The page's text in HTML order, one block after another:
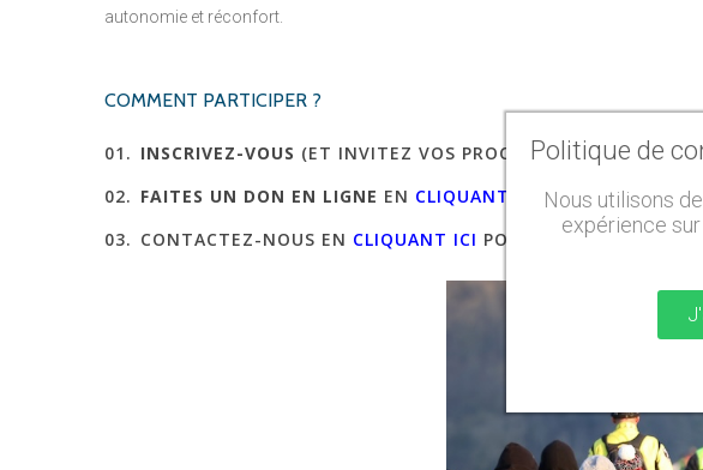
autonomie et réconfort.
COMMENT PARTICIPER ?
INSCRIVEZ-VOUS (ET INVITEZ VOS PROCHES) AVANT LE 16
FAITES UN DON EN LIGNE EN CLIQUANT ICI : 66% DU
CONTACTEZ-NOUS EN CLIQUANT ICI POUR REJOINDRE LES
Politique de
Nous utilisons
expérience